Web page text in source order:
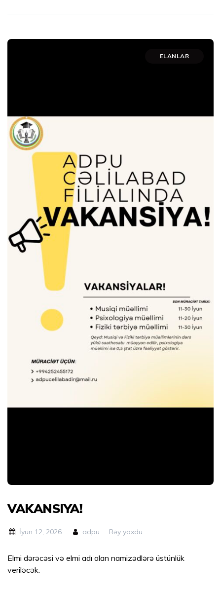
ELANLAR
VAKANSIYA!
İyun 12, 2026 adpu Rəy yoxdu
Elmi dərəcəsi və elmi adı olan namizədlərə üstünlük
veriləcək.